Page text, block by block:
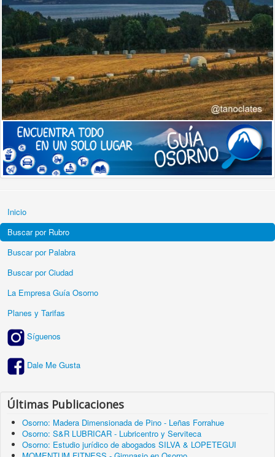
Inicio
Buscar por Rubro
Buscar por Palabra
Buscar por Ciudad
La Empresa Guía Osorno
Planes y Tarifas
Síguenos
Dale Me Gusta
Últimas Publicaciones
Osorno: Madera Dimensionada de Pino - Leñas Forrahue
Osorno: S&R LUBRICAR - Lubricentro y Serviteca
Osorno: Estudio jurídico de abogados SILVA & LOPETEGUI